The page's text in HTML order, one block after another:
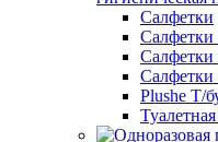
Салфетки
Салфетки
Plushe Т/